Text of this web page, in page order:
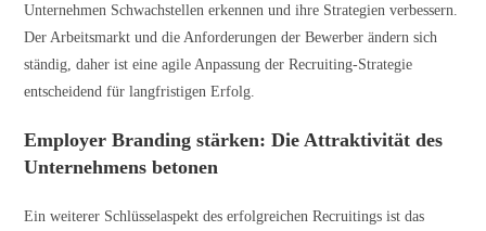
Unternehmen Schwachstellen erkennen und ihre Strategien verbessern.
Der Arbeitsmarkt und die Anforderungen der Bewerber ändern sich
ständig, daher ist eine agile Anpassung der Recruiting-Strategie
entscheidend für langfristigen Erfolg.
Employer Branding stärken: Die Attraktivität des
Unternehmens betonen
Ein weiterer Schlüsselaspekt des erfolgreichen Recruitings ist das